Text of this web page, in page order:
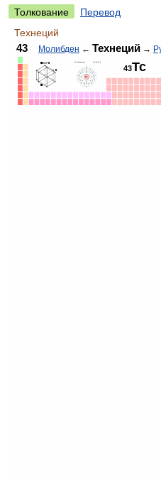
Толкование
Перевод
Технеций
43
Молибден ← Технеций →
43Tc